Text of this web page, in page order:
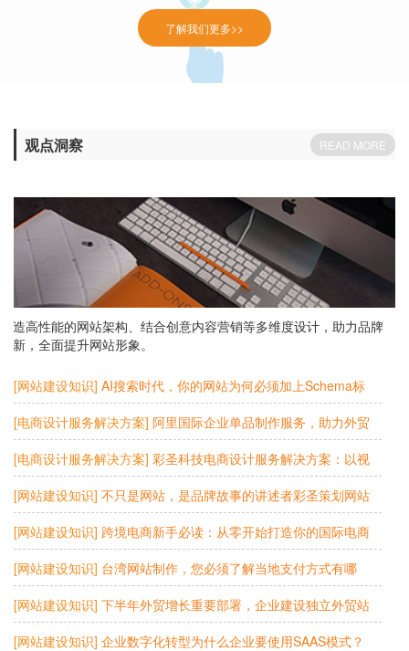
了解我们更多>>
观点洞察 READ MORE
打造高性能的网站架构、结合创意内容营销等多维度设计，助力品牌
创新，全面提升网站形象。
[网站建设知识] AI搜索时代，你的网站为何必须加上Schema标
签？
[电商设计服务解决方案] 阿里国际企业单品制作服务，助力外贸
企业高效出海
[电商设计服务解决方案] 彩圣科技电商设计服务解决方案：以视
觉力量赋能电商品牌长效增长
[网站建设知识] 不只是网站，是品牌故事的讲述者彩圣策划网站
制作，让世界听见您的声音！
[网站建设知识] 跨境电商新手必读：从零开始打造你的国际电商
帝国
[网站建设知识] 台湾网站制作，您必须了解当地支付方式有哪
些？
[网站建设知识] 下半年外贸增长重要部署，企业建设独立外贸站
有必要吗?
[网站建设知识] 企业数字化转型为什么企业要使用SAAS模式？